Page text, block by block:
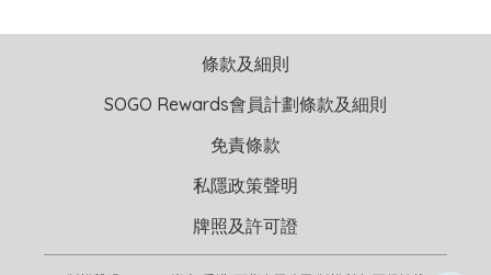
條款及細則
SOGO Rewards會員計劃條款及細則
免責條款
私隱政策聲明
牌照及許可證